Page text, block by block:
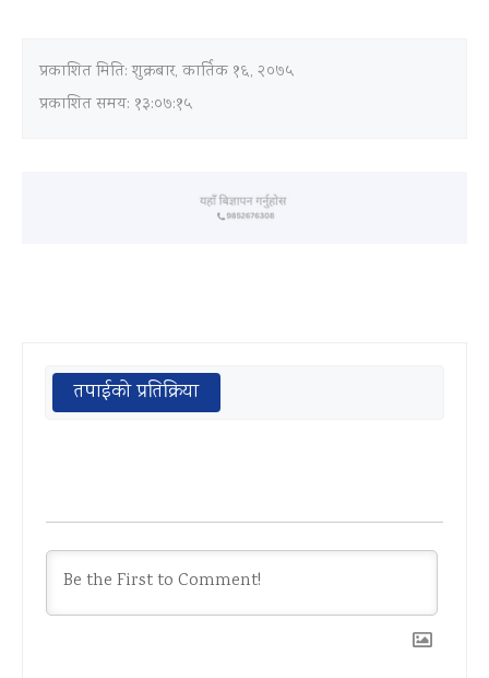
प्रकाशित मिति:शुक्रबार, कार्तिक १६, २०७५
प्रकाशित समय: १३:०७:१५
तपाईको प्रतिक्रिया